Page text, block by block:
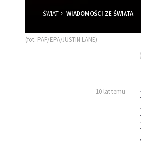
ŚWIAT WIADOMOŚCI ZE ŚWIATA
(fot. PAP/EPA/JUSTIN LANE)
10 lat temu